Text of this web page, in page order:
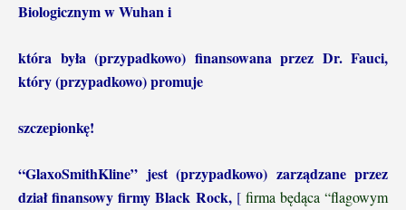
Biologicznym w Wuhan i
która była (przypadkowo) finansowana przez Dr. Fauci,
który (przypadkowo) promuje
szczepionkę!
“GlaxoSmithKline” jest (przypadkowo) zarządzane przez
dział finansowy firmy Black Rock, [ firma będąca “flagowym